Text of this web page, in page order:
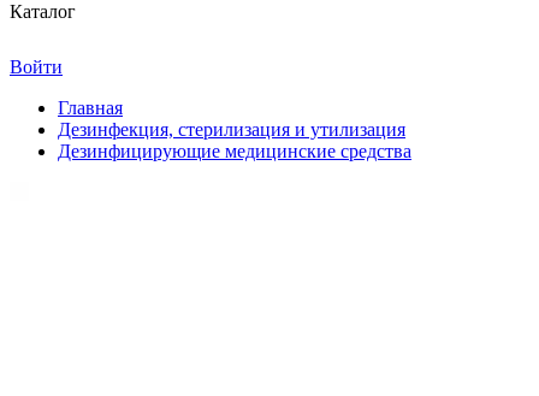
Каталог
Войти
Главная
Дезинфекция, стерилизация и утилизация
Дезинфицирующие медицинские средства